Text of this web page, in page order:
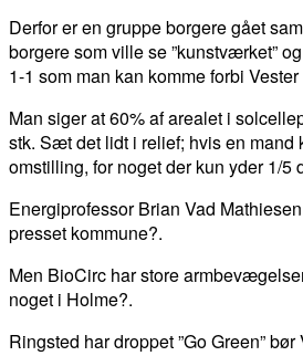
Derfor er en gruppe borgere gået
borgere som ville se ”kunstværket”
1-1 som man kan komme forbi
Man siger at 60% af arealet i
stk. Sæt det lidt i relief; hvis en mand
omstilling, for noget der kun yder 1/5
Energiprofessor Brian Vad
presset kommune?.
Men BioCirc har store
noget i Holme?.
Ringsted har droppet ”Go Green”